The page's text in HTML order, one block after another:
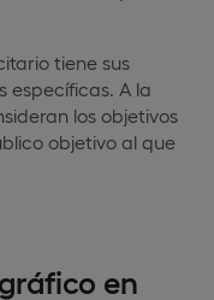
tiene sus
específicas. A la
los objetivos
objetivo al que
en